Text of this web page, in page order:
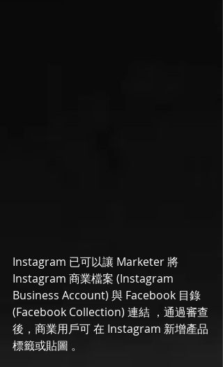
Instagram 已可以讓 Marketer 將
Instagram 商業檔案 (Instagram
Business Account) 與 Facebook 目錄
(Facebook Collection) 連結 ，通過審查
後，商業用戶可 在 Instagram 新增產品
標籤或貼圖 。